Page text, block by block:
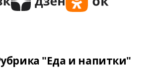
"Еда и напитки"